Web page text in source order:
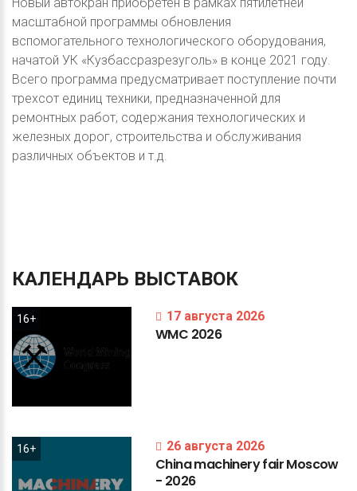
масштабной программы обновления
вспомогательного технологического оборудования,
начатой УК «Кузбассразрезуголь» в конце 2021 году.
Всего программа предусматривает поступление почти
трехсот единиц техники, предназначенной для
ремонтных работ, содержания технологических и
железных дорог, строительства и обслуживания
различных объектов и т.д.
КАЛЕНДАРЬ ВЫСТАВОК
16+ 17 августа 2026
WMC 2026
16+ 26 августа 2026
ChinamachineryfairMoscow
- 2026